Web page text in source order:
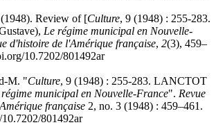
Review of [Culture, 9 (1948) : 255-283.
Le régime municipal en Nouvelle-
d'histoire de l'Amérique française, 2(3), 459–
10.7202/801492ar
M. "Culture, 9 (1948) : 255-283. LANCTOT
régime municipal en Nouvelle-France". Revue
française 2, no. 3 (1948) : 459–461.
801492ar